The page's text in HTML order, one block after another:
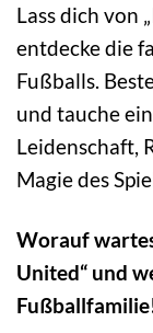
Lass dich von
entdecke die
Fußballs.
und tauche
Leidenschaft,
Magie des
Worauf
United“ und